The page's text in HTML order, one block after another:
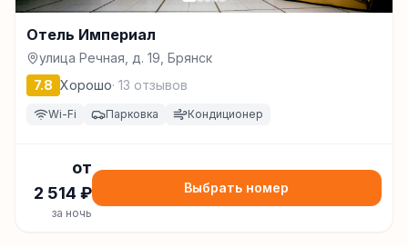
Отель Империал
улица Речная, д. 19, Брянск
7.8 Хорошо· 13 отзывов
Wi-Fi Парковка Кондиционер
от
2 514 ₽
за ночь
Выбрать номер